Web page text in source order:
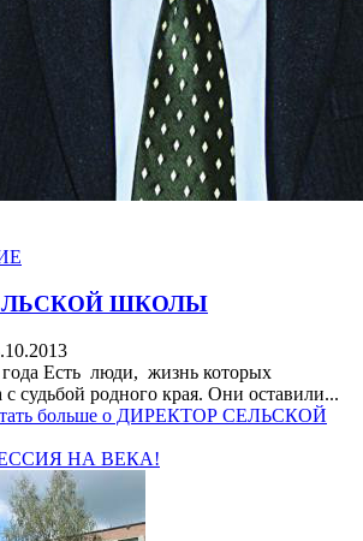
ШКОЛЫ
Есть люди, жизнь которых
с судьбой родного края. Они оставили...
больше о ДИРЕКТОР СЕЛЬСКОЙ
НА ВЕКА!